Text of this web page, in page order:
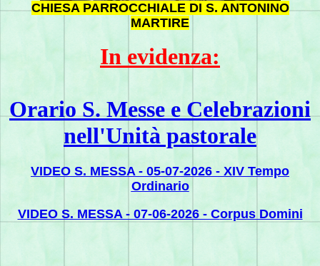
CHIESA PARROCCHIALE DI S. ANTONINO
MARTIRE
In evidenza:
Orario S. Messe e Celebrazioni
nell'Unità pastorale
VIDEO S. MESSA - 05-07-2026 - XIV Tempo
Ordinario
VIDEO S. MESSA - 07-06-2026 - Corpus Domini